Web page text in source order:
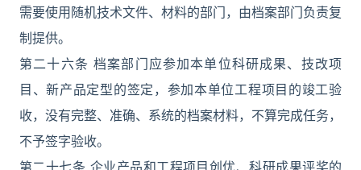
需要使用随机技术文件、材料的部门，由档案部门负责复
制提供。
第二十六条 档案部门应参加本单位科研成果、技改项
目、新产品定型的签定，参加本单位工程项目的竣工验
收，没有完整、准确、系统的档案材料，不算完成任务，
不予签字验收。
第二十七条 企业产品和工程项目创优、科研成果评奖的